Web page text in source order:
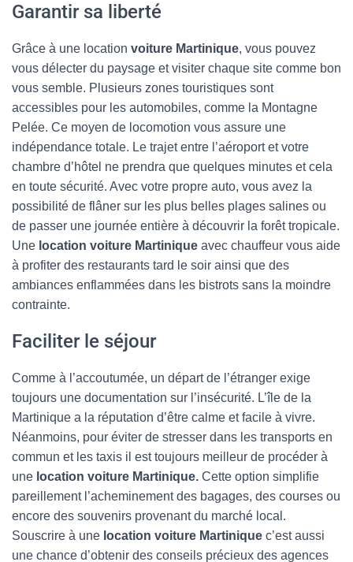
Garantir sa liberté
Grâce à une location voiture Martinique, vous pouvez
vous délecter du paysage et visiter chaque site comme bon
vous semble. Plusieurs zones touristiques sont
accessibles pour les automobiles, comme la Montagne
Pelée. Ce moyen de locomotion vous assure une
indépendance totale. Le trajet entre l’aéroport et votre
chambre d’hôtel ne prendra que quelques minutes et cela
en toute sécurité. Avec votre propre auto, vous avez la
possibilité de flâner sur les plus belles plages salines ou
de passer une journée entière à découvrir la forêt tropicale.
Une location voiture Martinique avec chauffeur vous aide
à profiter des restaurants tard le soir ainsi que des
ambiances enflammées dans les bistrots sans la moindre
contrainte.
Faciliter le séjour
Comme à l’accoutumée, un départ de l’étranger exige
toujours une documentation sur l’insécurité. L’île de la
Martinique a la réputation d’être calme et facile à vivre.
Néanmoins, pour éviter de stresser dans les transports en
commun et les taxis il est toujours meilleur de procéder à
une location voiture Martinique. Cette option simplifie
pareillement l’acheminement des bagages, des courses ou
encore des souvenirs provenant du marché local.
Souscrire à une location voiture Martinique c’est aussi
une chance d’obtenir des conseils précieux des agences